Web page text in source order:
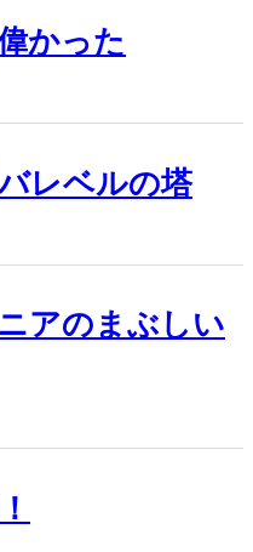
かった
レベルの塔
アのまぶしい